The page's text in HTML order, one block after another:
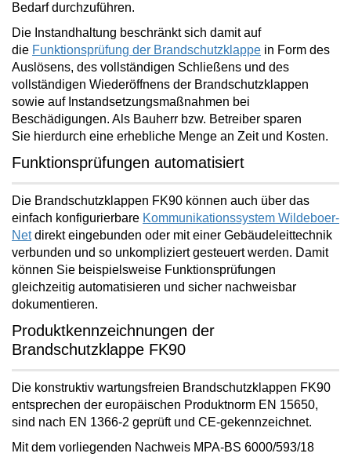
Bedarf durchzuführen.
Die Instandhaltung beschränkt sich damit auf
die Funktionsprüfung der Brandschutzklappe in Form des
Auslösens, des vollständigen Schließens und des
vollständigen Wiederöffnens der Brandschutzklappen
sowie auf Instandsetzungsmaßnahmen bei
Beschädigungen. Als Bauherr bzw. Betreiber sparen
Sie hierdurch eine erhebliche Menge an Zeit und Kosten.
Funktionsprüfungen automatisiert
Die Brandschutzklappen FK90 können auch über das
einfach konfigurierbare Kommunikationssystem Wildeboer-
Net direkt eingebunden oder mit einer Gebäudeleittechnik
verbunden und so unkompliziert gesteuert werden. Damit
können Sie beispielsweise Funktionsprüfungen
gleichzeitig automatisieren und sicher nachweisbar
dokumentieren.
Produktkennzeichnungen der
Brandschutzklappe FK90
Die konstruktiv wartungsfreien Brandschutzklappen FK90
entsprechen der europäischen Produktnorm EN 15650,
sind nach EN 1366-2 geprüft und CE-gekennzeichnet.
Mit dem vorliegenden Nachweis MPA-BS 6000/593/18